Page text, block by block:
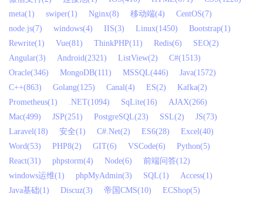
meta(1)
swiper(1) Nginx(8) 移动端(4)
CentOS(7)
node.js(7)
windows(4) IIS(3) Linux(1450)
Bootstrap(1)
Rewrite(1)
Vue(81) ThinkPHP(11) Redis(6)
SEO(2)
Angular(3)
Android(2321) ListView(2)
C#(1513)
Oracle(346)
MongoDB(111) MSSQL(446)
Java(1572)
C++(863)
Golang(125) Canal(4) ES(2)
Kafka(2)
Prometheus(1)
.NET(1094) SqLite(16)
AJAX(266)
Mac(499)
JSP(251) PostgreSQL(23) SSL(2)
JS(73)
Laravel(18)
安全(1) C#.Net(2) ES6(28)
Excel(40)
Word(53)
PHP8(2) GIT(6) VSCode(6)
Python(5)
React(31)
phpstorm(4) Node(6)
前端问答(12)
windows运维(1)
phpMyAdmin(3) SQL(1)
Access(1)
Java基础(1)
Discuz(3) 帝国CMS(10)
ECShop(5)